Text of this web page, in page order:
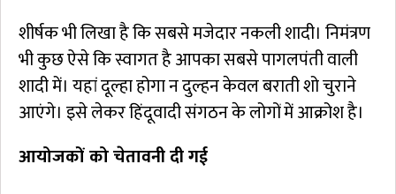
शीर्षक भी लिखा है कि सबसे मजेदार नकली शादी। निमंत्रण
भी कुछ ऐसे कि स्वागत है आपका सबसे पागलपंती वाली
शादी में। यहां दूल्हा होगा न दुल्हन केवल बराती शो चुराने
आएंगे। इसे लेकर हिंदूवादी संगठन के लोगों में आक्रोश है।
आयोजकों को चेतावनी दी गई